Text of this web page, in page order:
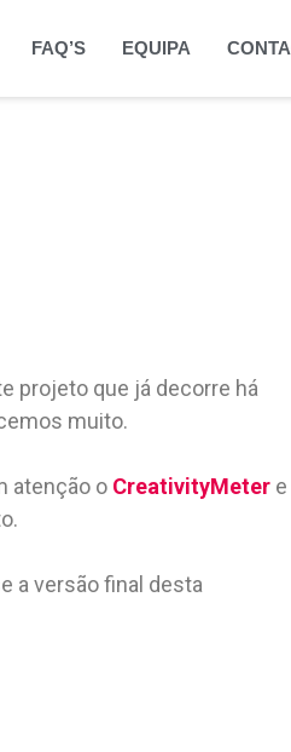
FAQ’S EQUIPA
projeto que já decorre há
muito.
atenção o CreativityMeter e
a versão final desta